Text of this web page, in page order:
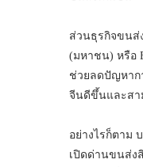
ส่วนธุรกิจขนส่
(มหาชน) หรือ
ช่วยลดปัญหาก
จีนดีขึ้นและสา
อย่างไรก็ตาม
เปิดด่านขนส่ง